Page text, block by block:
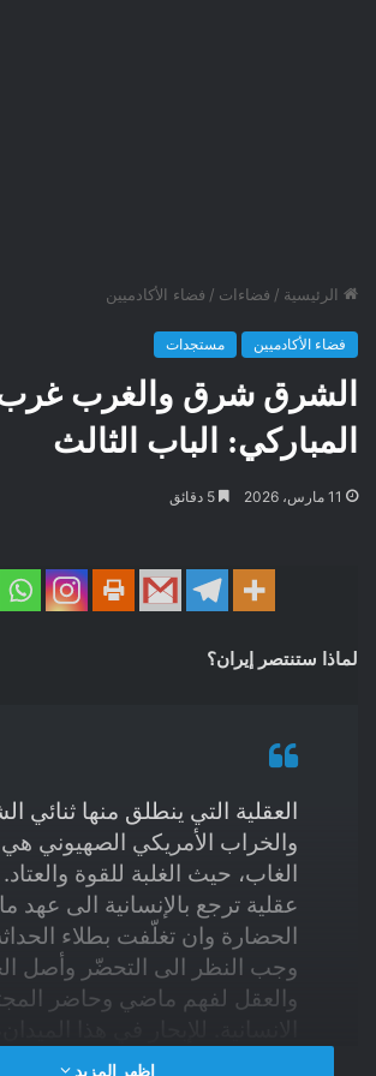
الرئيسية / فضاءات / فضاء الأكادميين
فضاء الأكادميين مستجدات
الشرق شرق والغرب
المباركي: الباب الثالث
11 مارس، 2026
لماذا ستنتصر إيران؟
العقلية التي ينطلق منها ثنائي
والخراب الأمريكي الصهيوني
الغاب، حيث الغلبة للقوة
عقلية ترجع بالإنسانية الى عهد
الحضارة وان تغلّفت بطلاء
وجب النظر الى التحضّر وأصل
والعقل لفهم ماضي وحاضر
الحظ بين أيدينا عتاد قويٌّ وجميل
اظهر المزيد